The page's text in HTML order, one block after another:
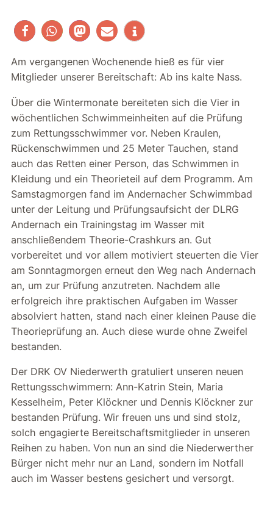
Am vergangenen Wochenende hieß es für vier
Mitglieder unserer Bereitschaft: Ab ins kalte Nass.
Über die Wintermonate bereiteten sich die Vier in
wöchentlichen Schwimmeinheiten auf die Prüfung
zum Rettungsschwimmer vor. Neben Kraulen,
Rückenschwimmen und 25 Meter Tauchen, stand
auch das Retten einer Person, das Schwimmen in
Kleidung und ein Theorieteil auf dem Programm. Am
Samstagmorgen fand im Andernacher Schwimmbad
unter der Leitung und Prüfungsaufsicht der DLRG
Andernach ein Trainingstag im Wasser mit
anschließendem Theorie-Crashkurs an. Gut
vorbereitet und vor allem motiviert steuerten die Vier
am Sonntagmorgen erneut den Weg nach Andernach
an, um zur Prüfung anzutreten. Nachdem alle
erfolgreich ihre praktischen Aufgaben im Wasser
absolviert hatten, stand nach einer kleinen Pause die
Theorieprüfung an. Auch diese wurde ohne Zweifel
bestanden.
Der DRK OV Niederwerth gratuliert unseren neuen
Rettungsschwimmern: Ann-Katrin Stein, Maria
Kesselheim, Peter Klöckner und Dennis Klöckner zur
bestanden Prüfung. Wir freuen uns und sind stolz,
solch engagierte Bereitschaftsmitglieder in unseren
Reihen zu haben. Von nun an sind die Niederwerther
Bürger nicht mehr nur an Land, sondern im Notfall
auch im Wasser bestens gesichert und versorgt.